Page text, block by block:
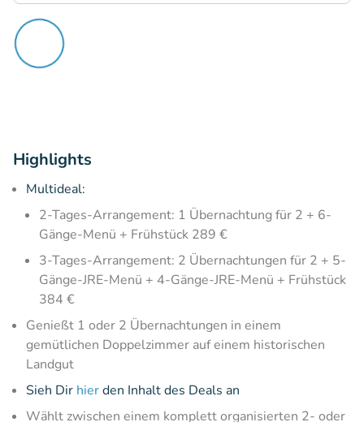
Highlights
Multideal:
2-Tages-Arrangement: 1 Übernachtung für 2 + 6-
Gänge-Menü + Frühstück 289 €
3-Tages-Arrangement: 2 Übernachtungen für 2 + 5-
Gänge-JRE-Menü + 4-Gänge-JRE-Menü + Frühstück
384 €
Genießt 1 oder 2 Übernachtungen in einem
gemütlichen Doppelzimmer auf einem historischen
Landgut
Sieh Dir hierden Inhalt des Deals an
Wählt zwischen einem komplett organisierten 2- oder